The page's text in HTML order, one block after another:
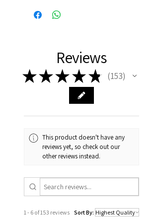
Reviews
★★★ ★ ★ 153
153
This product doesn't have any
reviews yet, so check out our
other reviews instead.
1 - 6 of 153 reviews Sort By: